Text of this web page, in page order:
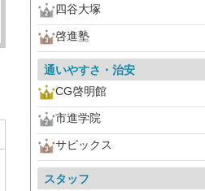
四谷大塚
啓進塾
通いやすさ・治安
CG啓明館
市進学院
サピックス
スタッフ